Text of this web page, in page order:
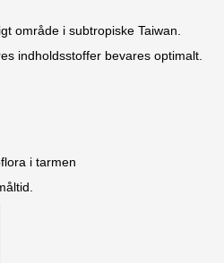
område i subtropiske Taiwan.
indholdsstoffer bevares optimalt.
i tarmen